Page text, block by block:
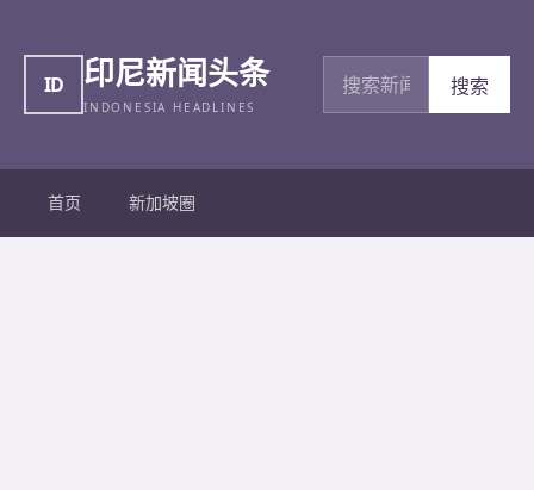
ID 印尼新闻头条
INDONESIA HEADLINES
搜索新闻
搜索
首页 新加坡圈